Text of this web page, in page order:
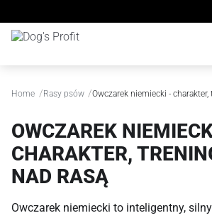
Home /Rasy psów /Owczarek niemiecki -
OWCZAREK
CHARAKTER,
NAD RASĄ
Owczarek niemiecki to inteligentny,